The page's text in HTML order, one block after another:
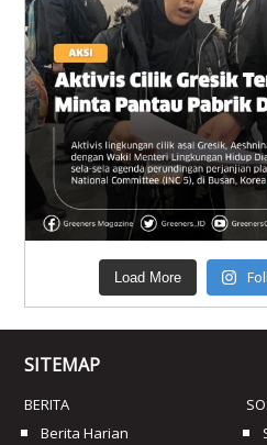
Load More
SITEMAP
BERITA
Berita Harian